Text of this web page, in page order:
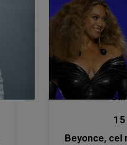
15
Beyonce, cel